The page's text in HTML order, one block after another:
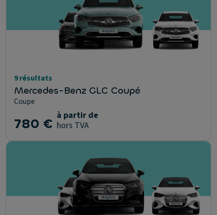
9 résultats
Mercedes-Benz GLC Coupé
Coupe
780 € à partir de
hors TVA